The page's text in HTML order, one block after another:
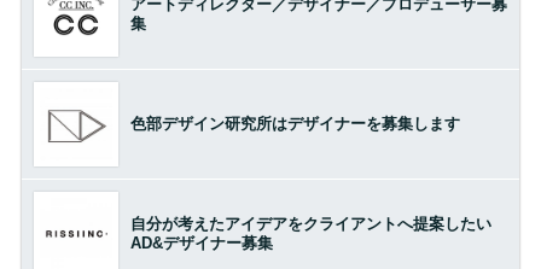
アートディレクター／デザイナー／プロデューサー募
集
色部デザイン研究所はデザイナーを募集します
自分が考えたアイデアをクライアントへ提案したい
AD&デザイナー募集